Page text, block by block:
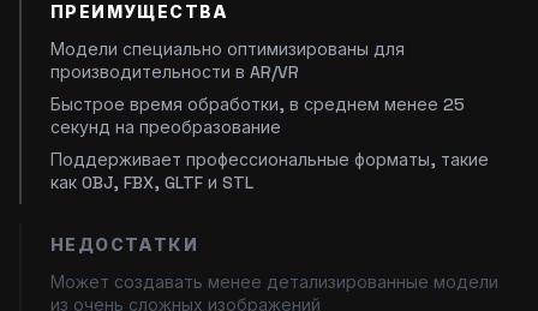
ПРЕИМУЩЕСТВА
Модели специально оптимизированы для
производительности в AR/VR
Быстрое время обработки, в среднем менее 25
секунд на преобразование
Поддерживает профессиональные форматы, такие
как OBJ, FBX, GLTF и STL
НЕДОСТАТКИ
Может создавать менее детализированные модели
из очень сложных изображений